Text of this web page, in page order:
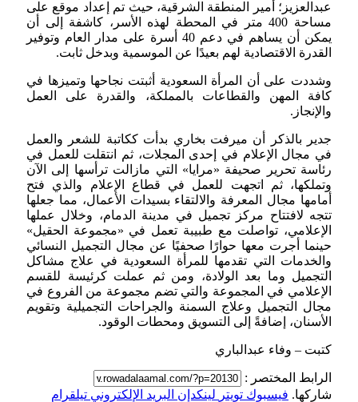
عبدالعزيز؛ أمير المنطقة الشرقية، حيث تم إعداد موقع على
مساحة 400 متر في المحطة لهذه الأسر، كاشفة إلى أن
يمكن أن يساهم في دعم 40 أسرة على مدار العام وتوفير
القدرة الاقتصادية لهم بعيدًا عن الموسمية وبدخل ثابت.
وشددت على أن المرأة السعودية أثبتت نجاحها وتميزها في
كافة المهن والقطاعات بالمملكة، والقدرة على العمل
والإنجاز.
جدير بالذكر أن ميرفت بخاري بدأت ككاتبة للشعر والعمل
في مجال الإعلام في إحدى المجلات، ثم انتقلت للعمل في
رئاسة تحرير صحيفة «مرايا» التي مازالت ترأسها إلى الآن
وتملكها، ثم اتجهت للعمل في قطاع الإعلام والذي فتح
أمامها مجال المعرفة والالتقاء بسيدات الأعمال، مما جعلها
تتجه لافتتاح مركز تجميل في مدينة الدمام، وخلال عملها
الإعلامي، تواصلت مع طبيبة تعمل في «مجموعة الحقيل»
حينما أجرت معها حوارًا صحفيًا عن مجال التجميل النسائي
والخدمات التي تقدمها للمرأة السعودية في علاج مشاكل
التجميل وما بعد الولادة، ومن ثم عملت كرئيسة للقسم
الإعلامي في المجموعة والتي تضم مجموعة من الفروع في
مجال التجميل وعلاج السمنة والجراحات التجميلية وتقويم
الأسنان، إضافةً إلى التسويق ومحطات الوقود.
كتبت – وفاء عبدالباري
الرابط المختصر :
شاركها. فيسبوك تويتر لينكدإن البريد الإلكتروني تيلقرام